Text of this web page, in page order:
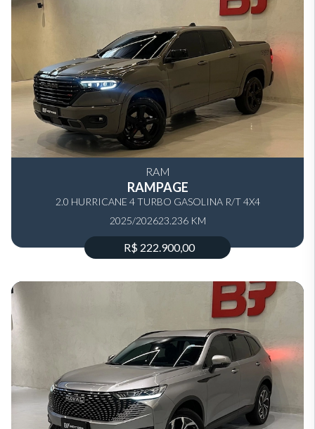
RAM
RAMPAGE
2.0 HURRICANE 4 TURBO GASOLINA R/T 4X4
AUTOMÁTICO
2025/202623.236 KM
R$ 222.900,00